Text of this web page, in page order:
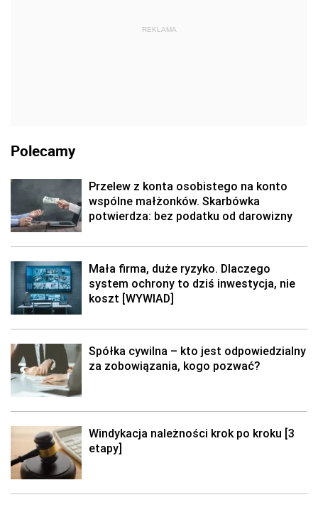
REKLAMA
Polecamy
Przelew z konta osobistego na konto
wspólne małżonków. Skarbówka
potwierdza: bez podatku od darowizny
Mała firma, duże ryzyko. Dlaczego
system ochrony to dziś inwestycja, nie
koszt [WYWIAD]
Spółka cywilna – kto jest odpowiedzialny
za zobowiązania, kogo pozwać?
Windykacja należności krok po kroku [3
etapy]